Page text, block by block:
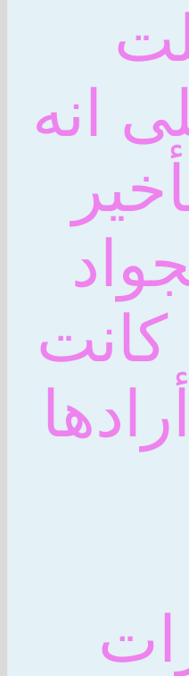
انه
كانت